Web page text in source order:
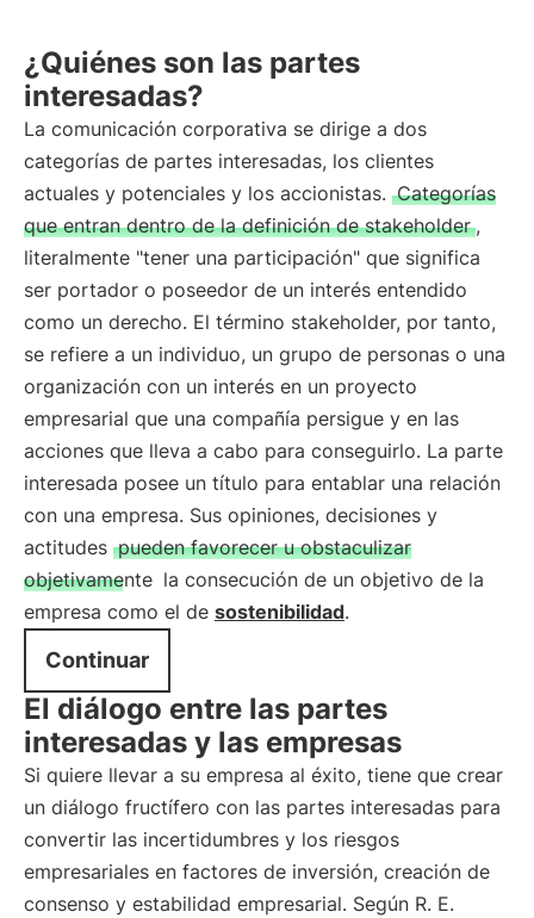
¿Quiénes son las partes
interesadas?
La comunicación corporativa se dirige a dos
categorías de partes interesadas, los clientes
actuales y potenciales y los accionistas. Categorías
que entran dentro de la definición de stakeholder ,
literalmente "tener una participación" que significa
ser portador o poseedor de un interés entendido
como un derecho. El término stakeholder, por tanto,
se refiere a un individuo, un grupo de personas o una
organización con un interés en un proyecto
empresarial que una compañía persigue y en las
acciones que lleva a cabo para conseguirlo. La parte
interesada posee un título para entablar una relación
con una empresa. Sus opiniones, decisiones y
actitudes pueden favorecer u obstaculizar
objetivamente la consecución de un objetivo de la
empresa como el de sostenibilidad.
Continuar
El diálogo entre las partes
interesadas y las empresas
Si quiere llevar a su empresa al éxito, tiene que crear
un diálogo fructífero con las partes interesadas para
convertir las incertidumbres y los riesgos
empresariales en factores de inversión, creación de
consenso y estabilidad empresarial. Según R. E.